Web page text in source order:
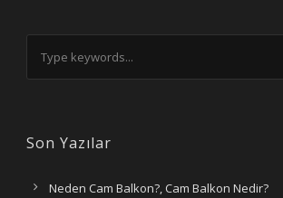
Son Yazılar
Neden Cam Balkon?, Cam Balkon Nedir?